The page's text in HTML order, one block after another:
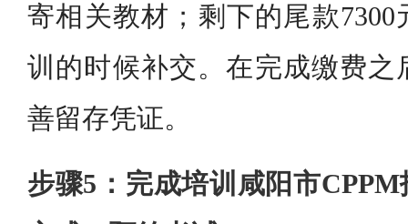
寄相关教材；剩下的尾款
训的时候补交。在完成缴费之
善留存凭证。
步骤5：完成培训咸阳市